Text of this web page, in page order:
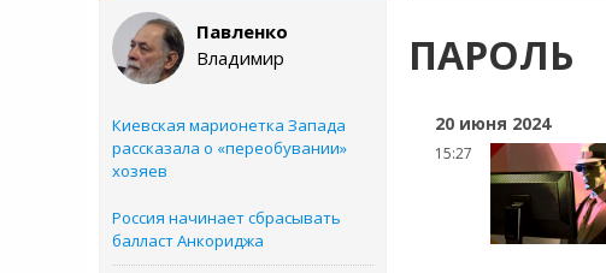
Павленко
Владимир
Киевская марионетка Запада
рассказала о «переобувании»
хозяев
Россия начинает сбрасывать
балласт Анкориджа
ПАРОЛЬ
20 июня 2024
15:27